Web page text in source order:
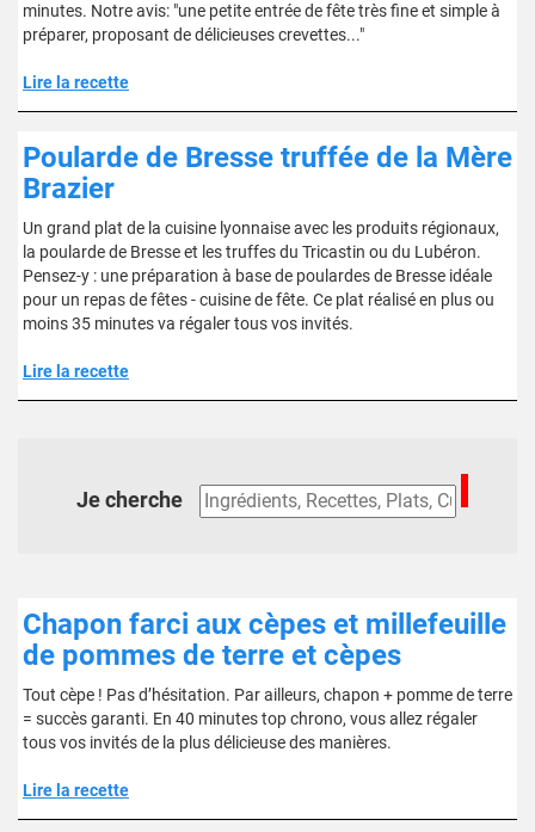
minutes. Notre avis: "une petite entrée de fête très fine et simple à
préparer, proposant de délicieuses crevettes..."
Lire la recette
Poularde de Bresse truffée de la Mère
Brazier
Un grand plat de la cuisine lyonnaise avec les produits régionaux,
la poularde de Bresse et les truffes du Tricastin ou du Lubéron.
Pensez-y : une préparation à base de poulardes de Bresse idéale
pour un repas de fêtes - cuisine de fête. Ce plat réalisé en plus ou
moins 35 minutes va régaler tous vos invités.
Lire la recette
Je cherche
Chapon farci aux cèpes et millefeuille
de pommes de terre et cèpes
Tout cèpe ! Pas d’hésitation. Par ailleurs, chapon + pomme de terre
= succès garanti. En 40 minutes top chrono, vous allez régaler
tous vos invités de la plus délicieuse des manières.
Lire la recette